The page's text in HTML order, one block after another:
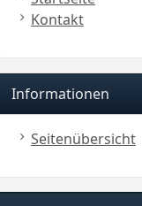
Kontakt
Informationen
Seitenübersicht